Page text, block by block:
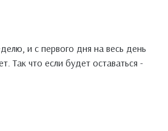
и с первого дня на весь день
Так что если будет оставаться -